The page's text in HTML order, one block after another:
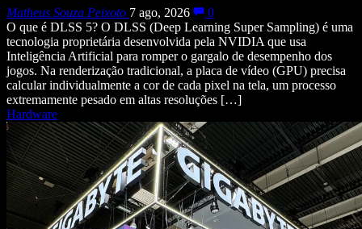
Matheus Souza Peixoto 7 ago, 2026
0
O que é DLSS 5? O DLSS (Deep Learning Super Sampling) é uma
tecnologia proprietária desenvolvida pela NVIDIA que usa
Inteligência Artificial para romper o gargalo de desempenho dos
jogos. Na renderização tradicional, a placa de vídeo (GPU) precisa
calcular individualmente a cor de cada pixel na tela, um processo
extremamente pesado em altas resoluções […]
Hardware